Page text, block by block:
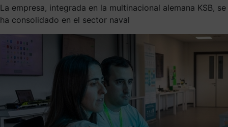
La empresa, integrada en la multinacional alemana KSB, se
ha consolidado en el sector naval